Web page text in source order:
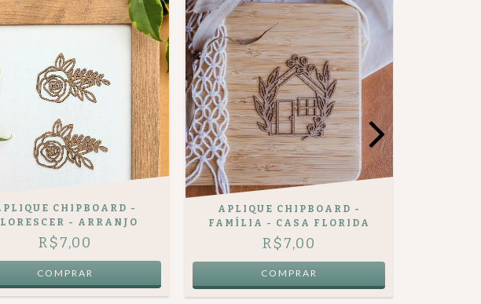
CHIPBOARD -
- ARRANJO
R$7,00
APLIQUE CHIPBOARD -
FAMÍLIA - CASA FLORIDA
R$7,00